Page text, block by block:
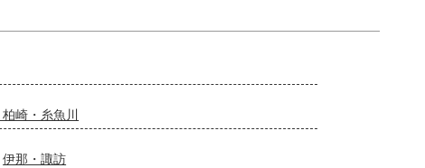
崎・糸魚川
伊那・諏訪